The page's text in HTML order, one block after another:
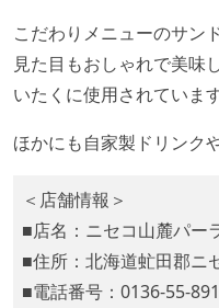
こだわりメニューのサン
見た目もおしゃれで美味
いたくに使用されています
ほかにも自家製ドリンク
＜店舗情報＞
■店名：ニセコ山麓パー
■住所：北海道虻田郡ニ
■電話番号：0136-55-